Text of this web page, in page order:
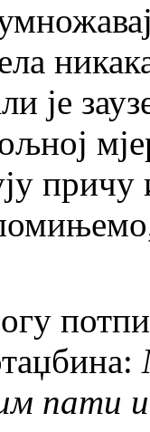
је
причу
пати